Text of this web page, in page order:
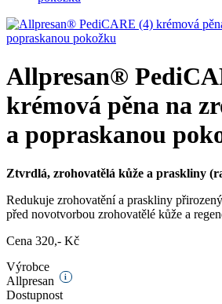
Allpresan®
krémová pěna na
a popraskanou
Ztvrdlá, zrohovatělá kůže a praskliny
Redukuje zrohovatění a praskliny
před novotvorbou zrohovatělé kůže a
Cena 320,- Kč
Výrobce
Allpresan
i
Dostupnost